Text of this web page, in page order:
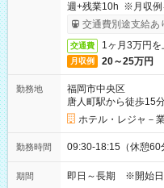
週+残業10h ※月収例
交通費別途支給あ
交通費 1ヶ月3万円
月収例 20～25万円
勤務地
福岡市中央区
唐人町駅から徒歩15
ホテル・レジャ－
勤務時間 09:30-18:15（休憩60
期間 即日～長期 ※開始日